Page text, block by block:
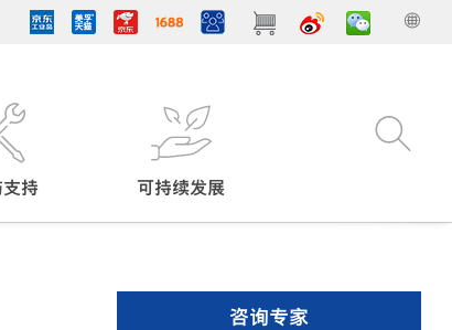
持 可持续发展
咨询专家